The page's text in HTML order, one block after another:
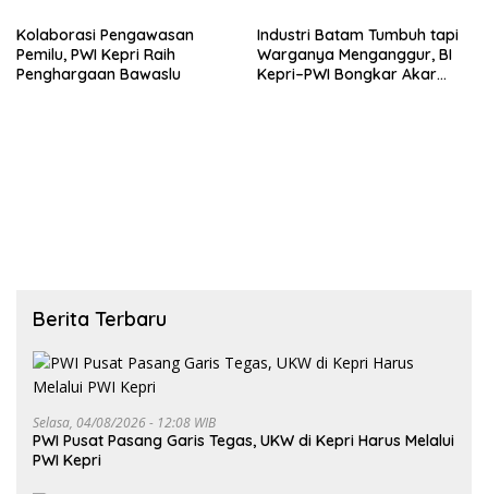
Kolaborasi Pengawasan
Pemilu, PWI Kepri Raih
Penghargaan Bawaslu
Industri Batam Tumbuh tapi
Warganya Menganggur, BI
Kepri–PWI Bongkar Akar
Berita Terbaru
Selasa, 04/08/2026 - 12:08 WIB
PWI Pusat Pasang Garis Tegas, UKW di Kepri Harus Melalui
PWI Kepri